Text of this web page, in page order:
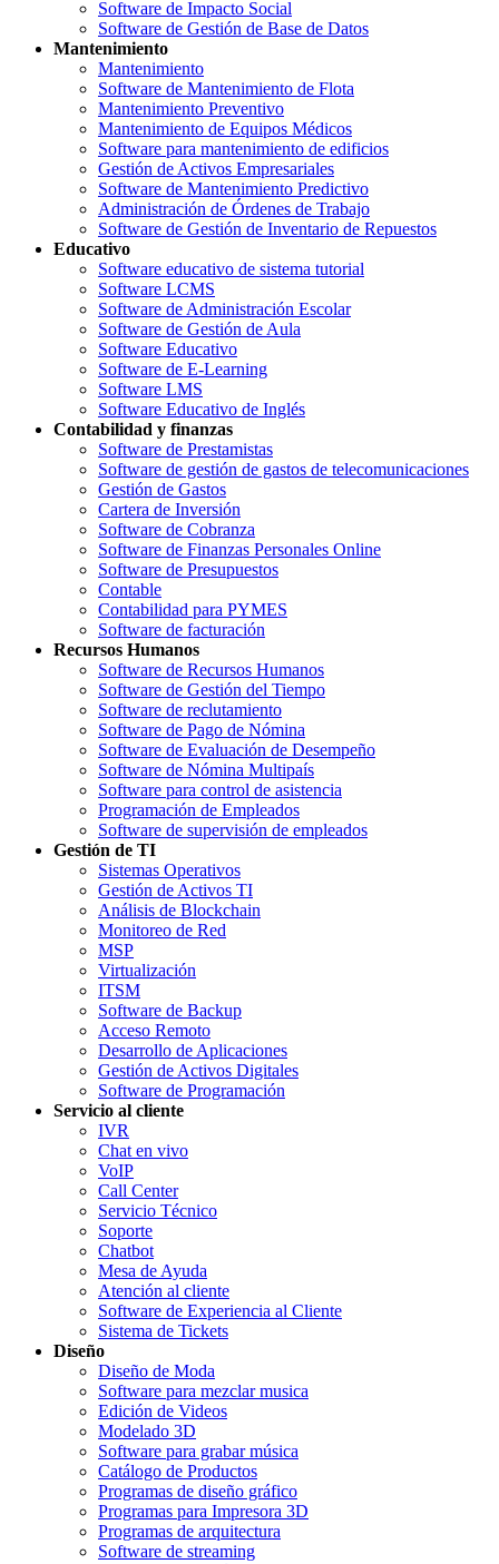
Software de Impacto Social
Software de Gestión de Base de Datos
Mantenimiento
Mantenimiento
Software de Mantenimiento de Flota
Mantenimiento Preventivo
Mantenimiento de Equipos Médicos
Software para mantenimiento de edificios
Gestión de Activos Empresariales
Software de Mantenimiento Predictivo
Administración de Órdenes de Trabajo
Software de Gestión de Inventario de Repuestos
Educativo
Software educativo de sistema tutorial
Software LCMS
Software de Administración Escolar
Software de Gestión de Aula
Software Educativo
Software de E-Learning
Software LMS
Software Educativo de Inglés
Contabilidad y finanzas
Software de Prestamistas
Software de gestión de gastos de telecomunicaciones
Gestión de Gastos
Cartera de Inversión
Software de Cobranza
Software de Finanzas Personales Online
Software de Presupuestos
Contable
Contabilidad para PYMES
Software de facturación
Recursos Humanos
Software de Recursos Humanos
Software de Gestión del Tiempo
Software de reclutamiento
Software de Pago de Nómina
Software de Evaluación de Desempeño
Software de Nómina Multipaís
Software para control de asistencia
Programación de Empleados
Software de supervisión de empleados
Gestión de TI
Sistemas Operativos
Gestión de Activos TI
Análisis de Blockchain
Monitoreo de Red
MSP
Virtualización
ITSM
Software de Backup
Acceso Remoto
Desarrollo de Aplicaciones
Gestión de Activos Digitales
Software de Programación
Servicio al cliente
IVR
Chat en vivo
VoIP
Call Center
Servicio Técnico
Soporte
Chatbot
Mesa de Ayuda
Atención al cliente
Software de Experiencia al Cliente
Sistema de Tickets
Diseño
Diseño de Moda
Software para mezclar musica
Edición de Videos
Modelado 3D
Software para grabar música
Catálogo de Productos
Programas de diseño gráfico
Programas para Impresora 3D
Programas de arquitectura
Software de streaming